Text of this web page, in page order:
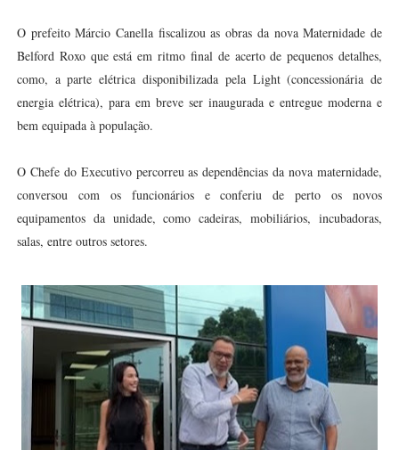
O prefeito Márcio Canella fiscalizou as obras da nova Maternidade de
Belford Roxo que está em ritmo final de acerto de pequenos detalhes,
como, a parte elétrica disponibilizada pela Light (concessionária de
energia elétrica), para em breve ser inaugurada e entregue moderna e
bem equipada à população.
O Chefe do Executivo percorreu as dependências da nova maternidade,
conversou com os funcionários e conferiu de perto os novos
equipamentos da unidade, como cadeiras, mobiliários, incubadoras,
salas, entre outros setores.